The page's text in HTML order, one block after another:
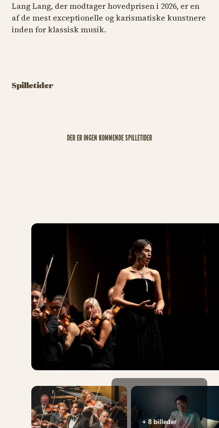
Lang Lang, der modtager hovedprisen i 2026, er en
af ​​de mest exceptionelle og karismatiske kunstnere
inden for klassisk musik.
Spilletider
DER ER INGEN KOMMENDE SPILLETIDER
+ 8 billeder